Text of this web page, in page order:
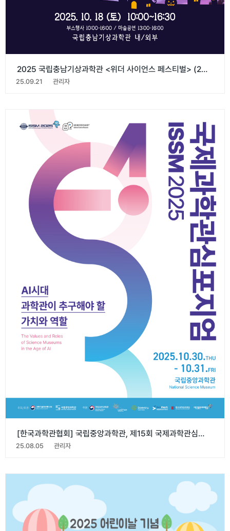
2025 국립충남기상과학관 <위더 사이언스 페스티벌> (25. 10. 18)
25.09.21 관리자
[한국과학관협회] 국립중앙과학관, 제15회 국제과학관심포지엄 학술대회(ISSM 2025)
25.08.05 관리자